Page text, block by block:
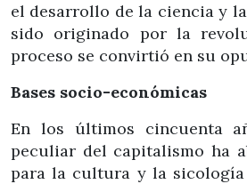
el desarrollo de la ciencia y
sido originado por la
proceso se convirtió en su
Bases socio-económicas
En los últimos cincuenta
peculiar del capitalismo ha
para la cultura y la sicología